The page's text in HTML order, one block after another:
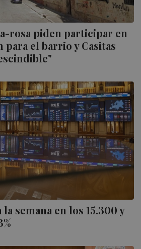
rosa piden participar en
el barrio y Casitas
semana en los 15.300 y